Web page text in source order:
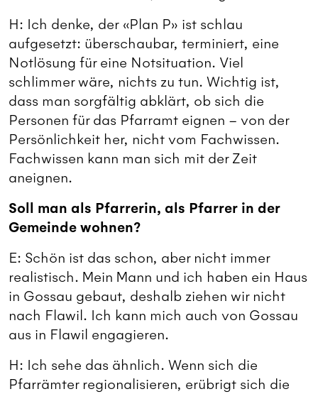
H: Ich denke, der «Plan P» ist schlau
aufgesetzt: überschaubar, terminiert, eine
Notlösung für eine Notsituation. Viel
schlimmer wäre, nichts zu tun. Wichtig ist,
dass man sorgfältig abklärt, ob sich die
Personen für das Pfarramt eignen – von der
Persönlichkeit her, nicht vom Fachwissen.
Fachwissen kann man sich mit der Zeit
aneignen.
Soll man als Pfarrerin, als Pfarrer in der
Gemeinde wohnen?
E: Schön ist das schon, aber nicht immer
realistisch. Mein Mann und ich haben ein Haus
in Gossau gebaut, deshalb ziehen wir nicht
nach Flawil. Ich kann mich auch von Gossau
aus in Flawil engagieren.
H: Ich sehe das ähnlich. Wenn sich die
Pfarrämter regionalisieren, erübrigt sich die